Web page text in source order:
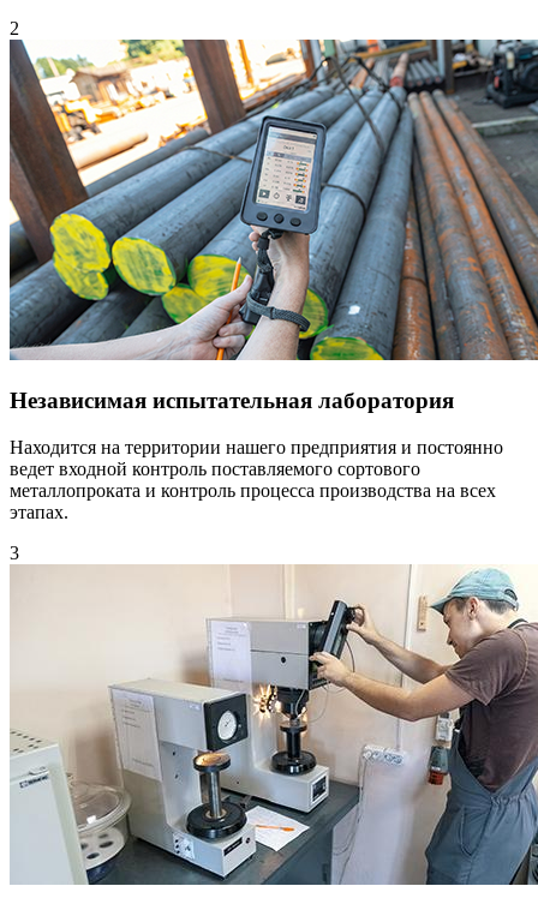
2
Независимая испытательная лаборатория
Находится на территории нашего предприятия и постоянно
ведет входной контроль поставляемого сортового
металлопроката и контроль процесса производства на всех
этапах.
3